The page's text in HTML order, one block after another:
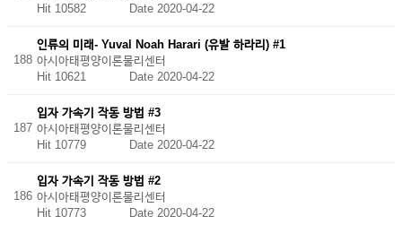
Hit 10582 Date 2020-04-22
188
인류의 미래- Yuval Noah Harari (유발 하라리) #1
아시아태평양이론물리센터
Hit 10621 Date 2020-04-22
187
입자 가속기 작동 방법 #3
아시아태평양이론물리센터
Hit 10779 Date 2020-04-22
186
입자 가속기 작동 방법 #2
아시아태평양이론물리센터
Hit 10773 Date 2020-04-22